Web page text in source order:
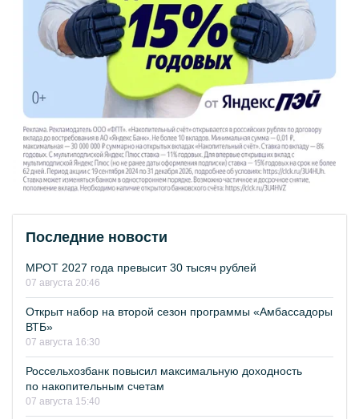
Последние новости
МРОТ 2027 года превысит 30 тысяч рублей
07 августа 20:46
Открыт набор на второй сезон программы «Амбассадоры
ВТБ»
07 августа 16:30
Россельхозбанк повысил максимальную доходность
по накопительным счетам
07 августа 15:40